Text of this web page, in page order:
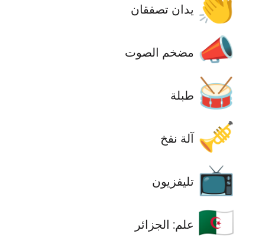
👏 يدان تصفقان
📣 ‫مضخم الصوت
🥁 طبلة
🎺 آلة نفخ
📺 تليفزيون
🇩🇿 علم: الجزائر